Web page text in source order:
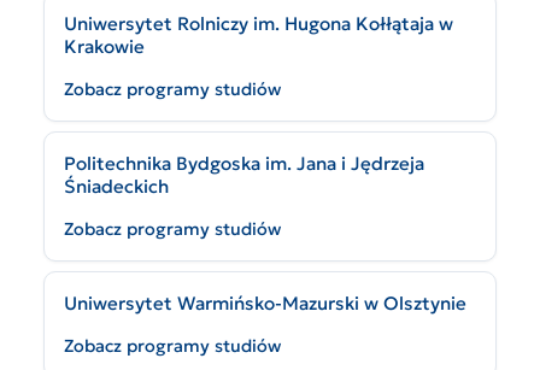
Uniwersytet Rolniczy im. Hugona Kołłątaja w
Krakowie
Zobacz programy studiów
Politechnika Bydgoska im. Jana i Jędrzeja
Śniadeckich
Zobacz programy studiów
Uniwersytet Warmińsko-Mazurski w Olsztynie
Zobacz programy studiów